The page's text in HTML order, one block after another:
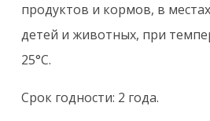
продуктов и кормов, в
детей и животных, при
25°С.
Срок годности: 2 года.